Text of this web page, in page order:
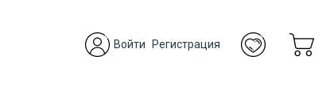
Войти Регистрация